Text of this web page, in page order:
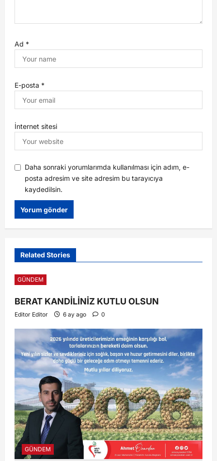
Ad *
E-posta *
İnternet sitesi
Daha sonraki yorumlarımda kullanılması için adım, e-
posta adresim ve site adresim bu tarayıcıya
kaydedilsin.
Related Stories
GÜNDEM
BERAT KANDİLİNİZ KUTLU OLSUN
Editor Editor 6 ay ago 0
GÜNDEM